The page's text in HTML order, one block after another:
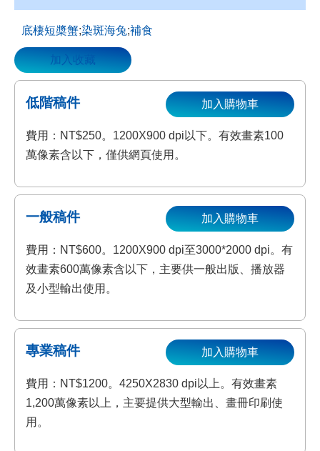
底棲短槳蟹;染斑海兔;補食
加入收藏
低階稿件
費用：NT$250。1200X900 dpi以下。有效畫素100
萬像素含以下，僅供網頁使用。
加入購物車
一般稿件
費用：NT$600。1200X900 dpi至3000*2000 dpi。有
效畫素600萬像素含以下，主要供一般出版、播放器
及小型輸出使用。
加入購物車
專業稿件
費用：NT$1200。4250X2830 dpi以上。有效畫素
1,200萬像素以上，主要提供大型輸出、畫冊印刷使
用。
加入購物車